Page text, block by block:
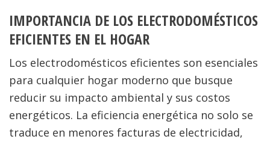
IMPORTANCIA DE LOS ELECTRODOMÉSTICOS
EFICIENTES EN EL HOGAR
Los electrodomésticos eficientes son esenciales
para cualquier hogar moderno que busque
reducir su impacto ambiental y sus costos
energéticos. La eficiencia energética no solo se
traduce en menores facturas de electricidad,